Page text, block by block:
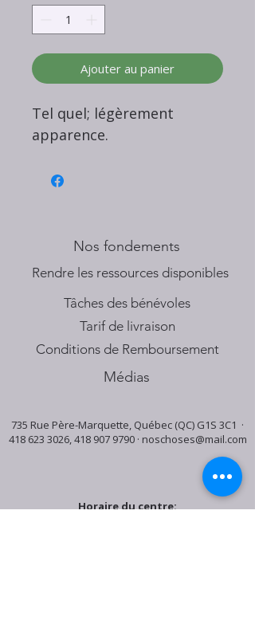
Ajouter au panier
Tel quel; légèrement
apparence.
Nos fondements
​Rendre les ressources disponibles
Tâches des bénévoles
Tarif de livraison
Conditions de Remboursement
Médias
735 Rue Père-Marquette, Québec (QC) G1S 3C1 ·
418 623 3026,418 907 9790· noschoses@mail.com
Horaire du centre: